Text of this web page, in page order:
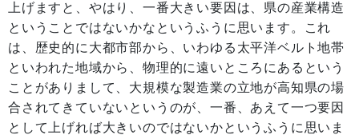
上げますと、やはり、一番大きい要因は、県の産業構造
ということではないかなというふうに思います。これ
は、歴史的に大都市部から、いわゆる太平洋ベルト地帯
といわれた地域から、物理的に遠いところにあるという
ことがありまして、大規模な製造業の立地が高知県の場
合されてきていないというのが、一番、あえて一つ要因
として上げれば大きいのではないかというふうに思いま